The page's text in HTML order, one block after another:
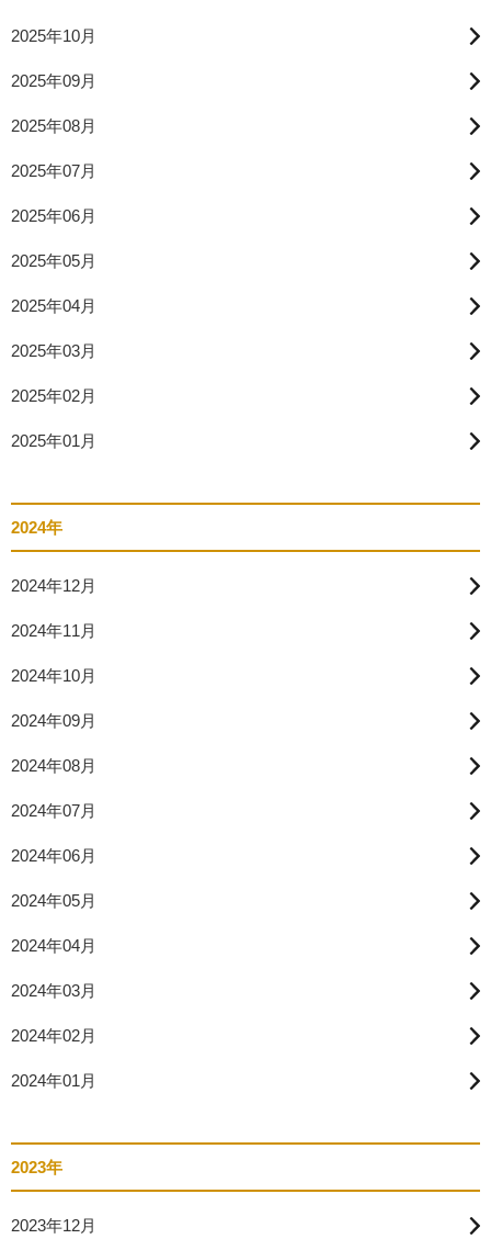
2025年10月
2025年09月
2025年08月
2025年07月
2025年06月
2025年05月
2025年04月
2025年03月
2025年02月
2025年01月
2024年
2024年12月
2024年11月
2024年10月
2024年09月
2024年08月
2024年07月
2024年06月
2024年05月
2024年04月
2024年03月
2024年02月
2024年01月
2023年
2023年12月